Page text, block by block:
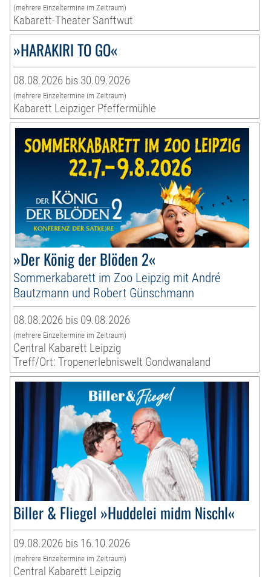
(mehrere Einzeltermine im Zeitraum)
Kabarett-Theater Sanftwut
»HARAKIRI TO GO«
08.08.2026 bis 30.09.2026
(mehrere Einzeltermine im Zeitraum)
Kabarett Leipziger Pfeffermühle
»Der König der Blöden 2«
Sommerkabarett im Zoo Leipzig mit André
Bautzmann und Robert Günschmann
08.08.2026 bis 09.08.2026
(mehrere Einzeltermine im Zeitraum)
Central Kabarett Leipzig
Treff/Ort: Tropenerlebniswelt Gondwanaland
Biller & Fliegel »Huddelei midm Nischl«
09.08.2026 bis 16.10.2026
(mehrere Einzeltermine im Zeitraum)
Central Kabarett Leipzig